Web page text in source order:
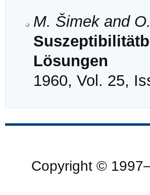
M. Šimek and
Lösungen
1960, Vol. 25,
Copyright ©